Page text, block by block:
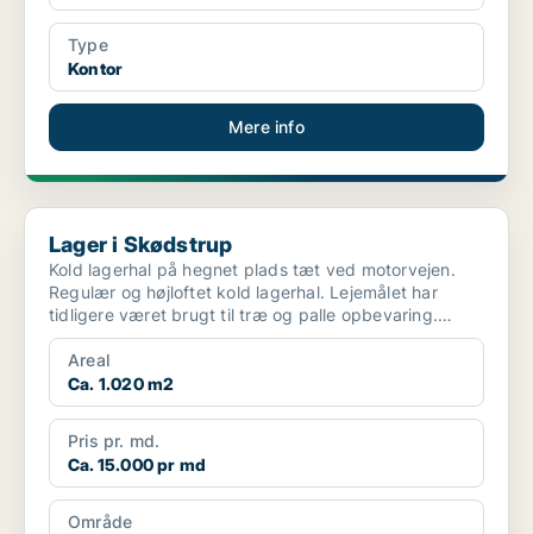
Type
Kontor
Mere info
Lager i Skødstrup
Lager i Skødstrup
Kold lagerhal på hegnet plads tæt ved motorvejen.
Regulær og højloftet kold lagerhal. Lejemålet har
tidligere været brugt til træ og palle opbevaring.
Leje...
Areal
Ca. 1.020 m2
Pris pr. md.
Ca. 15.000 pr md
Område